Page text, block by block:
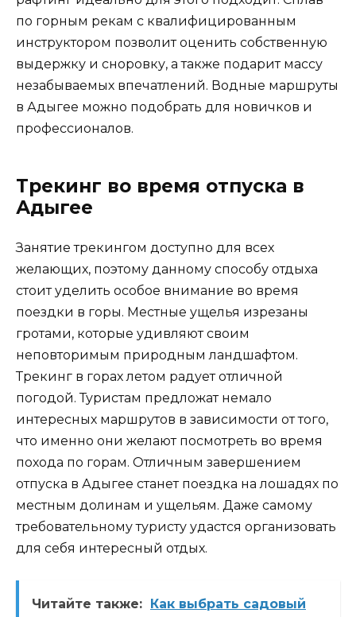
по горным рекам с квалифицированным
инструктором позволит оценить собственную
выдержку и сноровку, а также подарит массу
незабываемых впечатлений. Водные маршруты
в Адыгее можно подобрать для новичков и
профессионалов.
Трекинг во время отпуска в
Адыгее
Занятие трекингом доступно для всех
желающих, поэтому данному способу отдыха
стоит уделить особое внимание во время
поездки в горы. Местные ущелья изрезаны
гротами, которые удивляют своим
неповторимым природным ландшафтом.
Трекинг в горах летом радует отличной
погодой. Туристам предложат немало
интересных маршрутов в зависимости от того,
что именно они желают посмотреть во время
похода по горам. Отличным завершением
отпуска в Адыгее станет поездка на лошадях по
местным долинам и ущельям. Даже самому
требовательному туристу удастся организовать
для себя интересный отдых.
Читайте также: Как выбрать садовый